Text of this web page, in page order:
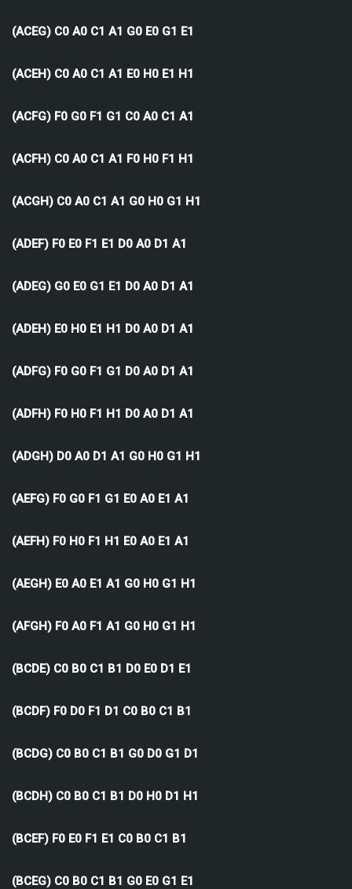
(ACEG) C0 A0 C1 A1 G0 E0 G1 E1
(ACEH) C0 A0 C1 A1 E0 H0 E1 H1
(ACFG) F0 G0 F1 G1 C0 A0 C1 A1
(ACFH) C0 A0 C1 A1 F0 H0 F1 H1
(ACGH) C0 A0 C1 A1 G0 H0 G1 H1
(ADEF) F0 E0 F1 E1 D0 A0 D1 A1
(ADEG) G0 E0 G1 E1 D0 A0 D1 A1
(ADEH) E0 H0 E1 H1 D0 A0 D1 A1
(ADFG) F0 G0 F1 G1 D0 A0 D1 A1
(ADFH) F0 H0 F1 H1 D0 A0 D1 A1
(ADGH) D0 A0 D1 A1 G0 H0 G1 H1
(AEFG) F0 G0 F1 G1 E0 A0 E1 A1
(AEFH) F0 H0 F1 H1 E0 A0 E1 A1
(AEGH) E0 A0 E1 A1 G0 H0 G1 H1
(AFGH) F0 A0 F1 A1 G0 H0 G1 H1
(BCDE) C0 B0 C1 B1 D0 E0 D1 E1
(BCDF) F0 D0 F1 D1 C0 B0 C1 B1
(BCDG) C0 B0 C1 B1 G0 D0 G1 D1
(BCDH) C0 B0 C1 B1 D0 H0 D1 H1
(BCEF) F0 E0 F1 E1 C0 B0 C1 B1
(BCEG) C0 B0 C1 B1 G0 E0 G1 E1